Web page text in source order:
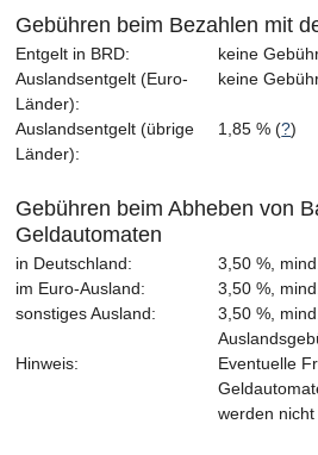
Gebühren beim Bezahlen mit
Entgelt in BRD:
keine
Auslandsentgelt (Euro-
Länder):
keine
Auslandsentgelt (übrige
Länder):
1,85 % (?)
Gebühren beim Abheben von
Geldautomaten
in Deutschland: 3,50 %,
im Euro-Ausland:
3,50 %,
sonstiges Ausland:
3,50 %,
Hinweis:
Eventuelle
werden